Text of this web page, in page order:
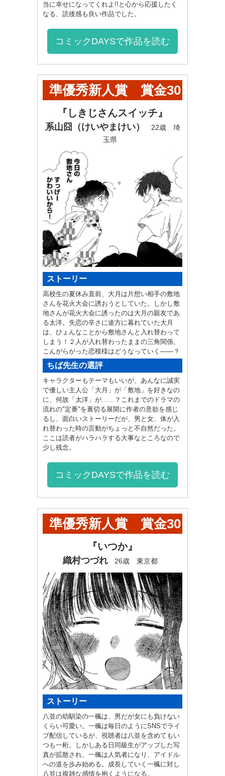
当に幸せになってくれよ!!と心から応援したく
なる、読後感も良い作品でした。
コミックDAYSで作品を読む
準優秀新人賞 賞金30
万円『しきじさんスイッチ』
系山囧（けいやまけい）
22歳 埼
玉県
ストーリー
高校生の夏休み直前、大月は片想い相手の敷地
さんを花火大会に誘おうとしていた。しかし敷
地さんが花火大会に誘ったのは大月の親友であ
る太洋。失恋の辛さに途方に暮れていた大月
は、ひょんなことから敷地さんと入れ替わって
しまう！２人が入れ替わったままの三角関係、
こんがらがった恋模様はどうなっていく――？
ちば先生の選評
キャラクターもテーマもいいが、あんなに誠実
で優しい主人公「大月」が「敷地」を好きなの
に、何故「太洋」が……？これまでのドラマの
流れの"定番"を裏切る展開に作者の意欲を感じ
るし、面白いストーリーだが、男と女、体が入
れ替わった時の言動がちょっと不自然だった。
ここは読者がハラハラする大事なところなので
少し残念。
コミックDAYSで作品を読む
準優秀新人賞 賞金30
『いつか』
織村つづれ 26歳 東京都
ストーリー
八並の幼馴染の一楓は、男だが女にも負けない
くらい可愛い。一楓は毎日のようにSNSでライ
ブ配信しているが、視聴者は八並を含めてもい
つも一桁。しかしある日同級生がアップした写
真が拡散され、一楓は人気者になり、アイドル
への道を歩み始める。成長していく一楓に対し
八並は複雑な感情を抱くようになる。